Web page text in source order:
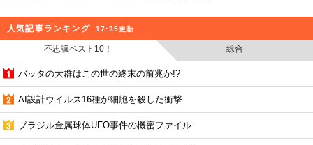
人気記事ランキング 17:35更新
不思議ベスト10！ 総合
バッタの大群はこの世の終末の前兆か!?
AI設計ウイルス16種が細胞を殺した衝撃
ブラジル金属球体UFO事件の機密ファイル